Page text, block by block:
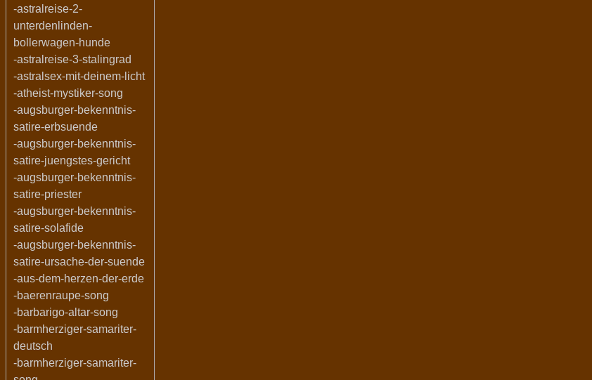
-astralreise-2-
unterdenlinden-
bollerwagen-hunde
-astralreise-3-stalingrad
-astralsex-mit-deinem-licht
-atheist-mystiker-song
-augsburger-bekenntnis-
satire-erbsuende
-augsburger-bekenntnis-
satire-juengstes-gericht
-augsburger-bekenntnis-
satire-priester
-augsburger-bekenntnis-
satire-solafide
-augsburger-bekenntnis-
satire-ursache-der-suende
-aus-dem-herzen-der-erde
-baerenraupe-song
-barbarigo-altar-song
-barmherziger-samariter-
deutsch
-barmherziger-samariter-